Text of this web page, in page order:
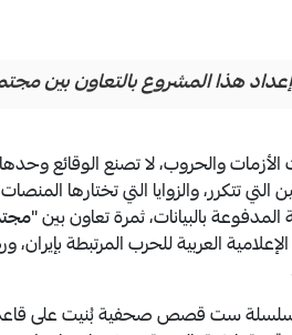
هذا المشروع بالتعاون بين
الأزمات والحروب، لا تصنع الوقائع
التي تتكرر، والزوايا التي تختارها
المدفوعة بالبيانات، ثمرة تعاون بين "
الإعلامية العربية للحرب المرتبطة
ست قصص صحفية بُنيت على قاعدة